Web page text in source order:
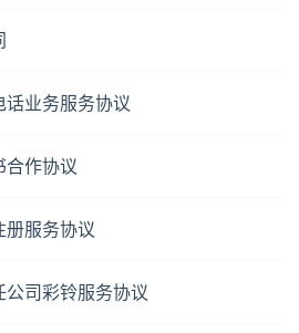
话业务服务协议
合作协议
册服务协议
司彩铃服务协议